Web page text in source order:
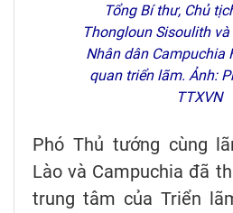
Tổng Bí thư, Chủ
Thongloun Sisoulith
Nhân dân Campuchia
quan triển lãm. Ảnh:
TTXVN
Phó Thủ tướng cùng
Lào và Campuchia đã
trung tâm của Triển